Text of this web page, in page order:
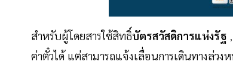
สำหรับผู้โดยสารใช้สิทธิ์บัตรสวัสดิการแห่งรัฐ ,
ค่าตั๋วได้ แต่สามารถแจ้งเลื่อนการเดินทางล่วง